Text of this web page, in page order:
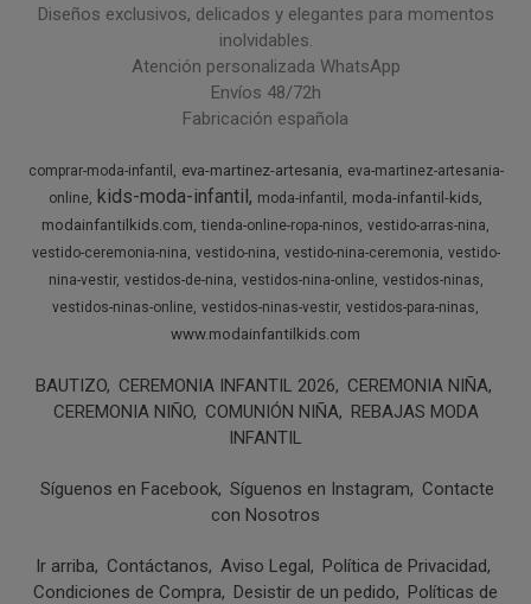
Diseños exclusivos, delicados y elegantes para momentos
inolvidables.
Atención personalizada WhatsApp
Envíos 48/72h
Fabricación española
comprar-moda-infantil eva-martinez-artesania
eva-martinez-artesania-
online kids-moda-infantil moda-infantil
moda-infantil-kids
modainfantilkids.com tienda-online-ropa-ninos vestido-arras-nina
vestido-ceremonia-nina vestido-nina vestido-nina-ceremonia vestido-
nina-vestir vestidos-de-nina vestidos-nina-online vestidos-ninas
vestidos-ninas-online vestidos-ninas-vestir vestidos-para-ninas
www.modainfantilkids.com
BAUTIZO CEREMONIA INFANTIL 2026
CEREMONIA NIÑA
CEREMONIA NIÑO COMUNIÓN NIÑA REBAJAS MODA
INFANTIL
Síguenos en Facebook Síguenos en Instagram
Contacte
con Nosotros
Ir arriba Contáctanos Aviso Legal
Política de Privacidad
Condiciones de Compra
Desistir de un pedido Políticas de